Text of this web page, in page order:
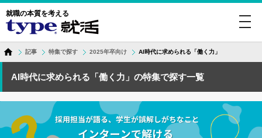
就職の本質を考える
記事 特集で探す 2025年卒向け AI時代に求められる「働く力」
AI時代に求められる「働く力」の特集で探す一覧